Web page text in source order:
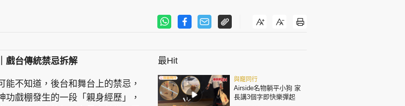
東勝運程
智富天下 李居明
神機妙算 李丞責
文化藝術
時政財經
戲台傳統禁忌拆解
不知道，後台和舞台上的禁忌，
戲棚發生的一段「親身經歷」，
最Hit
與寵同行
Airside名物躺平小狗 家
長講3個字即快樂彈起